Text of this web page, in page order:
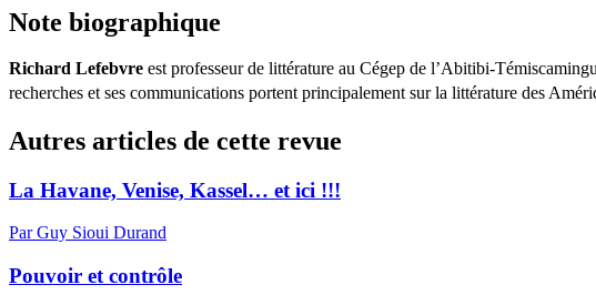
Note biographique
Richard Lefebvre est professeur de littérature au Cégep de l’Abitibi-
recherches et ses communications portent principalement sur la littérature des
Autres articles de cette revue
La Havane, Venise, Kassel… et ici !!!
Par Guy Sioui Durand
Pouvoir et contrôle